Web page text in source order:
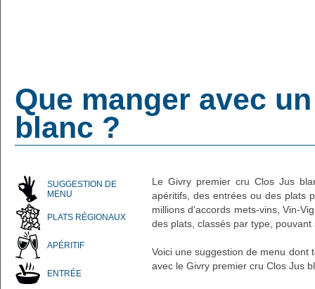
Que manger avec
blanc ?
SUGGESTION DE
MENU
PLATS RÉGIONAUX
APÉRITIF
ENTRÉE
Le Givry premier cru Clos Jus
apéritifs, des entrées ou des plats
millions d'accords mets-vins, Vin-
des plats, classés par type,
Voici une suggestion de menu dont
avec le Givry premier cru Clos Jus